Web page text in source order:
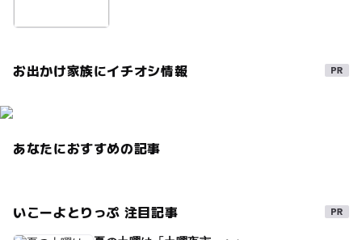
お出かけ家族にイチオシ情報
あなたにおすすめの記事
いこーよとりっぷ 注目記事